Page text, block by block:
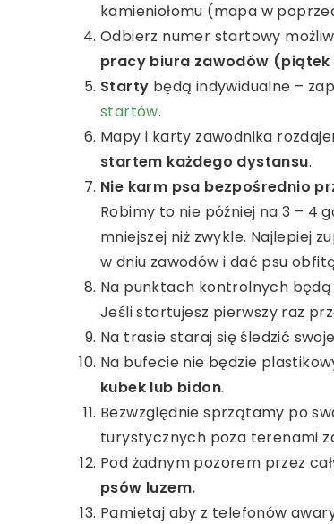
kamieniołomu (mapa w
Odbierz numer startowy
pracy biura zawodów (piątek
Starty będą indywidualne –
startów.
Mapy i karty zawodnika
startem każdego dystansu.
Nie karm psa bezpośrednio
Robimy to nie później na 3 – 4
mniejszej niż zwykle. Najlepiej
w dniu zawodów i dać psu
Na punktach kontrolnych
Jeśli startujesz pierwszy raz
Na trasie staraj się śledzić
Na bufecie nie będzie
kubek lub bidon.
Bezwzględnie sprzątamy po
turystycznych poza terenami
Pod żadnym pozorem przez
psów luzem.
Pamiętaj aby z telefonów